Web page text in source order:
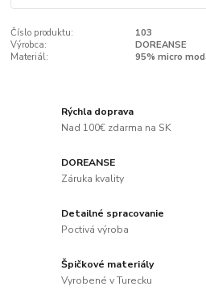
Číslo produktu:
103
Výrobca:
DOREANSE
Materiál:
95% micro
Rýchla doprava
Nad 100€ zdarma na SK
DOREANSE
Záruka kvality
Detailné spracovanie
Poctivá výroba
Špičkové materiály
Vyrobené v Turecku